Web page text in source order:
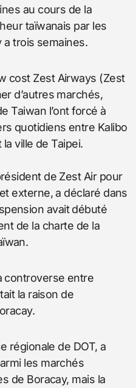
au cours de la
taïwanais par les
a trois semaines.
cost Zest Airways (Zest
d’autres marchés,
Taiwan l’ont forcé à
quotidiens entre Kalibo
la ville de Taipei.
de Zest Air pour
externe, a déclaré dans
avait débuté
de la charte de la
controverse entre
la raison de
régionale de DOT, a
les marchés
de Boracay, mais la